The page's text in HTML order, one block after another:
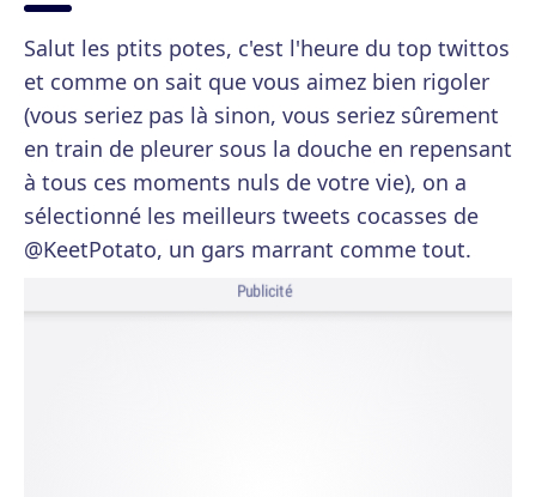
Salut les ptits potes, c'est l'heure du top twittos
et comme on sait que vous aimez bien rigoler
(vous seriez pas là sinon, vous seriez sûrement
en train de pleurer sous la douche en repensant
à tous ces moments nuls de votre vie), on a
sélectionné les meilleurs tweets cocasses de
@KeetPotato, un gars marrant comme tout.
Publicité